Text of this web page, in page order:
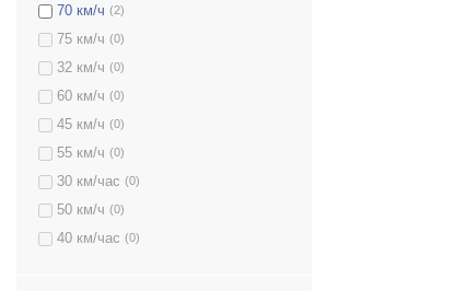
70 км/ч (2)
75 км/ч (0)
32 км/ч (0)
60 км/ч (0)
45 км/ч (0)
55 км/ч (0)
30 км/час (0)
50 км/ч (0)
40 км/час (0)